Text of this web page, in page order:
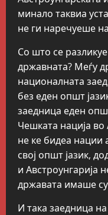
минало таквиа
не ги наречуеше
Со што се
државната? Меѓу
националната
без еден општ
заедница еден
Чешката нација во
не ке бидеа нации
свој општ јазик,
и Австроунгарија
државата имаше
И така заедница